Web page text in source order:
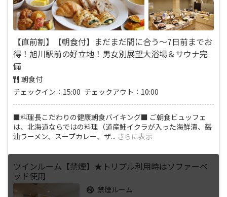
【直前割】【朝食付】まだまだ間に合う～7日前までお
得！旭川駅前の好立地！男女別展望大浴場＆サウナ完
備
朝食付
チェックイン：15:00 チェックアウト：10:00
■料理長こだわりの健康朝食バイキング■ ご朝食ビュッフェ
は、北海道ならではの料理（道産鮭イクラが入った海鮮漬、醤
油ラーメン、スープカレー、ザ... さらに表示
ツインルーム【禁煙】★トリプル利用時はソファーベ
ッド使用
禁煙ルーム